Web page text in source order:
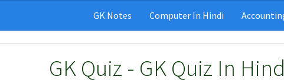
GK Notes Computer In Hindi
GK Quiz - GK Quiz In